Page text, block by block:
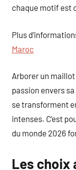
chaque motif est
Plus
Maroc
Arborer un maillot
passion envers
se transforment
intenses. C’est
du monde 2026
Les choix